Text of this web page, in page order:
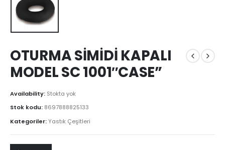
OTURMA SİMİDİ KAPALI
MODEL SC 1001″CASE”
Availability: Stokta yok
Stok kodu: 8697888825133
Kategoriler:Yastık Çeşitleri